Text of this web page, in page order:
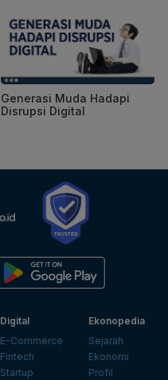
Generasi Muda Hadapi
Disrupsi Digital
Digital
E-Commerce
Fintech
Startup
Ekonopedia
Sejarah
Ekonomi
Profil